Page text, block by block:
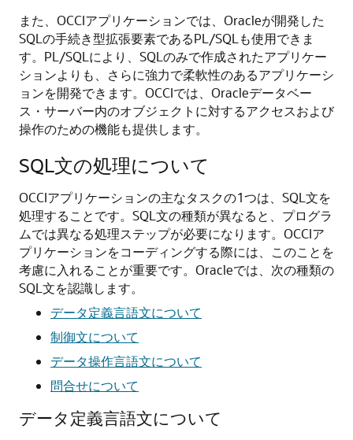
また、OCCIアプリケーションでは、Oracleが開発した
SQLの手続き型拡張要素であるPL/SQLも使用できま
す。PL/SQLにより、SQLのみで作成されたアプリケー
ションよりも、さらに強力で柔軟性のあるアプリケーシ
ョンを開発できます。OCCIでは、Oracleデータベー
ス・サーバー内のオブジェクトに対するアクセスおよび
操作のための機能も提供します。
SQL文の処理について
OCCIアプリケーションの主なタスクの1つは、SQL文を
処理することです。SQL文の種類が異なると、プログラ
ムでは異なる処理ステップが必要になります。OCCIア
プリケーションをコーディングする際には、このことを
考慮に入れることが重要です。Oracleでは、次の種類の
SQL文を認識します。
データ定義言語文について
制御文について
データ操作言語文について
問合せについて
データ定義言語文について